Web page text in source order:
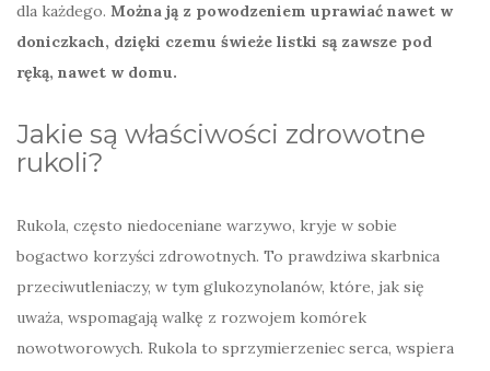
dla każdego. Można ją z powodzeniem uprawiać nawet w
doniczkach, dzięki czemu świeże listki są zawsze pod
ręką, nawet w domu.
Jakie są właściwości zdrowotne
rukoli?
Rukola, często niedoceniane warzywo, kryje w sobie
bogactwo korzyści zdrowotnych. To prawdziwa skarbnica
przeciwutleniaczy, w tym glukozynolanów, które, jak się
uważa, wspomagają walkę z rozwojem komórek
nowotworowych. Rukola to sprzymierzeniec serca, wspiera